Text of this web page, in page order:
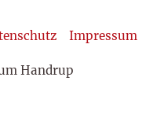
Impressum
Handrup